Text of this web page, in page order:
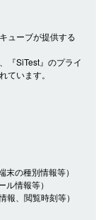
ューブが提供する
『SiTest』のプライ
います。
末の種別情報等）
ル情報等）
報、閲覧時刻等）